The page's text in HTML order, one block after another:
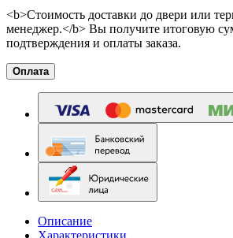
<b>Стоимость доставки до двери или
менеджер.</b> Вы получите итоговую
подтверждения и оплаты заказа.
Оплата
Описание